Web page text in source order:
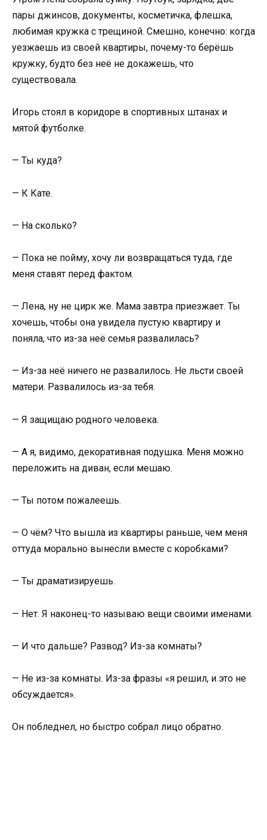
пары джинсов, документы, косметичка, флешка,
любимая кружка с трещиной. Смешно, конечно: когда
уезжаешь из своей квартиры, почему-то берёшь
кружку, будто без неё не докажешь, что
существовала.
Игорь стоял в коридоре в спортивных штанах и
мятой футболке.
— Ты куда?
— К Кате.
— На сколько?
— Пока не пойму, хочу ли возвращаться туда, где
меня ставят перед фактом.
— Лена, ну не цирк же. Мама завтра приезжает. Ты
хочешь, чтобы она увидела пустую квартиру и
поняла, что из-за неё семья развалилась?
— Из-за неё ничего не развалилось. Не льсти своей
матери. Развалилось из-за тебя.
— Я защищаю родного человека.
— А я, видимо, декоративная подушка. Меня можно
переложить на диван, если мешаю.
— Ты потом пожалеешь.
— О чём? Что вышла из квартиры раньше, чем меня
оттуда морально вынесли вместе с коробками?
— Ты драматизируешь.
— Нет. Я наконец-то называю вещи своими именами.
— И что дальше? Развод? Из-за комнаты?
— Не из-за комнаты. Из-за фразы «я решил, и это не
обсуждается».
Он побледнел, но быстро собрал лицо обратно.